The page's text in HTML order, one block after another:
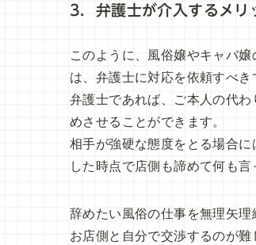
3．弁護士が介入するメリ
このように、風俗嬢やキャバ
は、弁護士に対応を依頼すべき
弁護士であれば、ご本人の代
めさせることができます。
相手が強硬な態度をとる場合
した時点で店側も諦めて何も
辞めたい風俗の仕事を無理矢理
お店側と自分で交渉するのが